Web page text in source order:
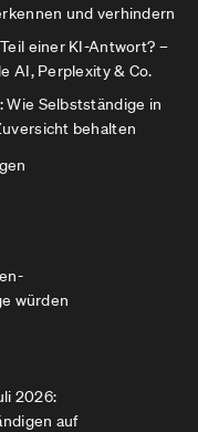
und verhindern
einer KI-Antwort? –
AI, Perplexity & Co.
Selbstständige in
behalten
würden
2026:
auf